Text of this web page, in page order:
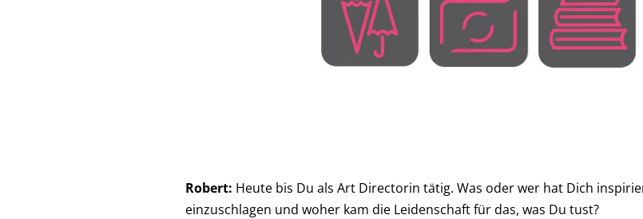
Robert: Heute bis Du als Art Directorin tätig. Was oder wer hat Dich
einzuschlagen und woher kam die Leidenschaft für das, was Du tust?